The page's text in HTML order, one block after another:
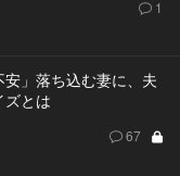
1
安」落ち込む妻に、夫
ズとは
67